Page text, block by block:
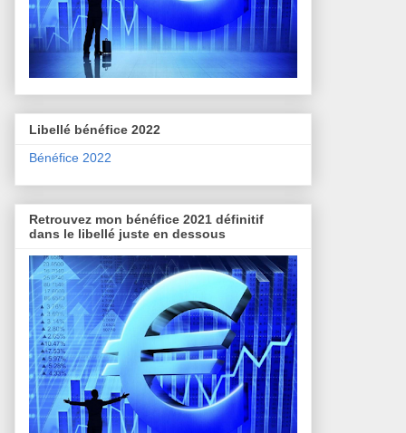
Libellé bénéfice 2022
Bénéfice 2022
Retrouvez mon bénéfice 2021 définitif
dans le libellé juste en dessous